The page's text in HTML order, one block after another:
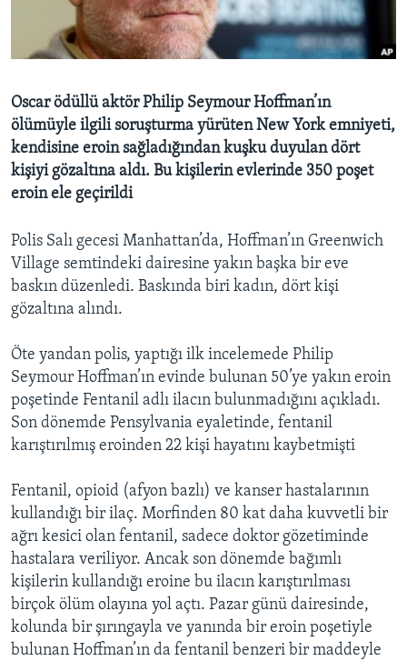
HAYATTAN
SANAT
BIZI TAKIP EDIN
Diller
Oscar ödüllü aktör Philip Seymour Hoffman’ın
ölümüyle ilgili soruşturma yürüten New York emniyeti,
kendisine eroin sağladığından kuşku duyulan dört
kişiyi gözaltına aldı. Bu kişilerin evlerinde 350 poşet
eroin ele geçirildi
Polis Salı gecesi Manhattan’da, Hoffman’ın Greenwich
Village semtindeki dairesine yakın başka bir eve
baskın düzenledi. Baskında biri kadın, dört kişi
gözaltına alındı.
Öte yandan polis, yaptığı ilk incelemede Philip
Seymour Hoffman’ın evinde bulunan 50’ye yakın eroin
poşetinde Fentanil adlı ilacın bulunmadığını açıkladı.
Son dönemde Pensylvania eyaletinde, fentanil
karıştırılmış eroinden 22 kişi hayatını kaybetmişti
Fentanil, opioid (afyon bazlı) ve kanser hastalarının
kullandığı bir ilaç. Morfinden 80 kat daha kuvvetli bir
ağrı kesici olan fentanil, sadece doktor gözetiminde
hastalara veriliyor. Ancak son dönemde bağımlı
kişilerin kullandığı eroine bu ilacın karıştırılması
birçok ölüm olayına yol açtı. Pazar günü dairesinde,
kolunda bir şırıngayla ve yanında bir eroin poşetiyle
bulunan Hoffman’ın da fentanil benzeri bir maddeyle